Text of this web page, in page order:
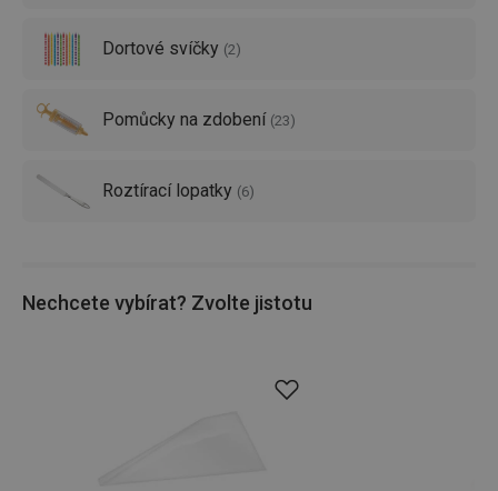
Dortové svíčky (2)
Pomůcky na zdobení (23)
Roztírací lopatky (6)
Nechcete vybírat? Zvolte jistotu